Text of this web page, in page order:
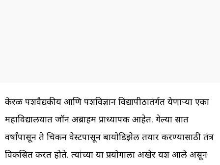
केरळ पशुवैद्यकीय आणि पशुविज्ञान विद्यापीठातंर्गत येणाऱ्या एका
महाविद्यालयात जॉन अब्राहम प्राध्यापक आहेत. गेल्या सात
वर्षांपासून ते चिकन वेस्टपासून बायोडिझेल तयार करण्यासाठी तंत्र
विकसित करत होते. त्यांच्या या प्रयोगाला अखेर यश आले असून